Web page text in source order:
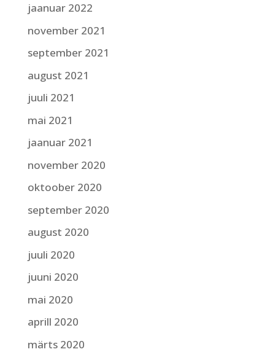
jaanuar 2022
november 2021
september 2021
august 2021
juuli 2021
mai 2021
jaanuar 2021
november 2020
oktoober 2020
september 2020
august 2020
juuli 2020
juuni 2020
mai 2020
aprill 2020
märts 2020